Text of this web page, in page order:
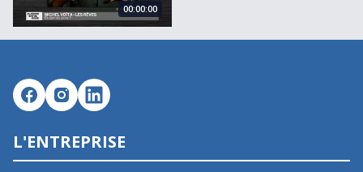
00:00:00
L'ENTREPRISE